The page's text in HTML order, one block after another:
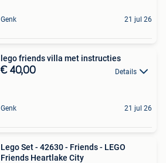
Genk 21 jul 26
lego friends villa met instructies
€ 40,00 Details
Genk 21 jul 26
Lego Set - 42630 - Friends - LEGO
Friends Heartlake City